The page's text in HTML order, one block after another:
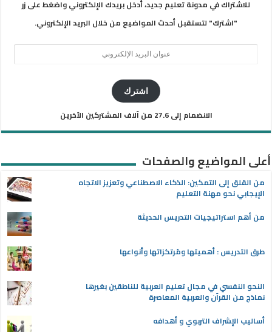
للاشتراك في مدونة تعليم جديد، أدخل بريدك الإلكتروني واضغط على زر
"اشترك" لتستقبل أحدث المواضيع من خلال البريد الإلكتروني.
اشترك
الانضمام إلى 27.6 من آلاف المشتركين الآخرين
أعلى المواضيع والصفحات
من القلق إلى التمكين: الذكاء الاصطناعي وتعزيز الاتجاه
الإيجابي نحو مهنة التعليم
من أهم استراتيجيات التدريس الحديثة
طرق التدريس : أهميتها ومُرتكزاتها وأنواعها
النحو النفسي في مجال تعليم العربية للناطقين بغيرها
نماذج من القرآن والعربية المعاصرة
أساليب الإشراف التربوي و أهدافه